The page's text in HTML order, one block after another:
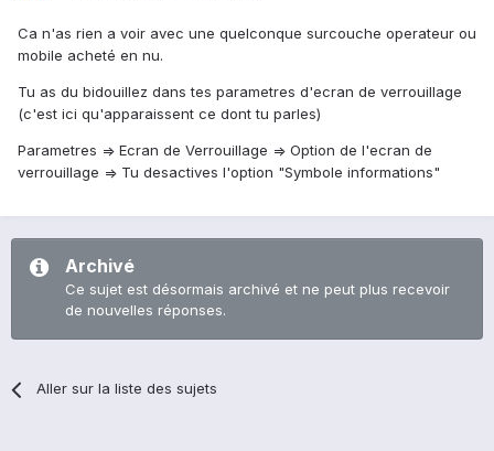
Ca n'as rien a voir avec une quelconque surcouche operateur ou
mobile acheté en nu.
Tu as du bidouillez dans tes parametres d'ecran de verrouillage
(c'est ici qu'apparaissent ce dont tu parles)
Parametres => Ecran de Verrouillage => Option de l'ecran de
verrouillage => Tu desactives l'option "Symbole informations"
Archivé
Ce sujet est désormais archivé et ne peut plus recevoir
de nouvelles réponses.
Aller sur la liste des sujets